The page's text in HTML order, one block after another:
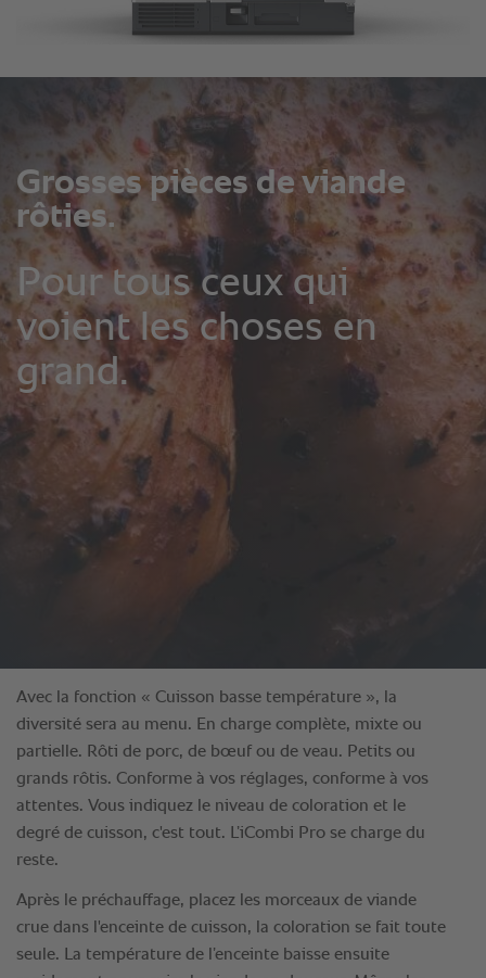
Avec la fonction « Cuisson basse température », la
diversité sera au menu. En charge complète, mixte ou
partielle. Rôti de porc, de bœuf ou de veau. Petits ou
grands rôtis. Conforme à vos réglages, conforme à vos
attentes. Vous indiquez le niveau de coloration et le
degré de cuisson, c'est tout. L’iCombi Pro se charge du
reste.
Après le préchauffage, placez les morceaux de viande
crue dans l'enceinte de cuisson, la coloration se fait toute
seule. La température de l’enceinte baisse ensuite